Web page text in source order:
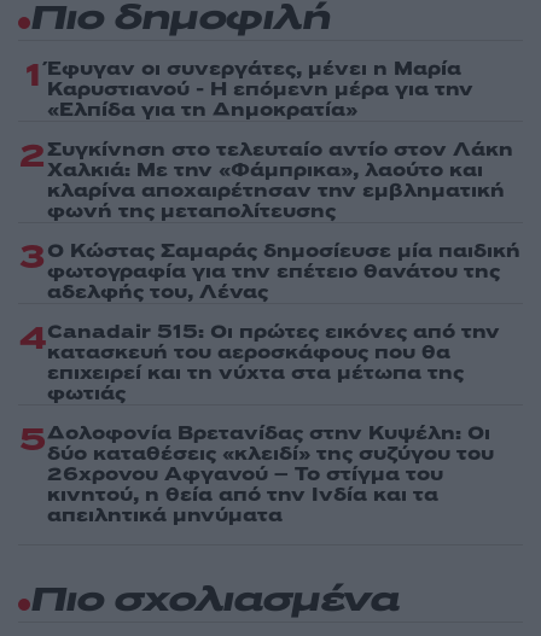
Πιο δημοφιλή
1 Έφυγαν οι συνεργάτες, μένει η Μαρία
Καρυστιανού - Η επόμενη μέρα για την
«Ελπίδα για τη Δημοκρατία»
2Συγκίνηση στο τελευταίο αντίο στον Λάκη
Χαλκιά: Με την «Φάμπρικα», λαούτο και
κλαρίνα αποχαιρέτησαν την εμβληματική
φωνή της μεταπολίτευσης
3Ο Κώστας Σαμαράς δημοσίευσε μία παιδική
φωτογραφία για την επέτειο θανάτου της
αδελφής του, Λένας
4Canadair 515: Οι πρώτες εικόνες από την
κατασκευή του αεροσκάφους που θα
επιχειρεί και τη νύχτα στα μέτωπα της
φωτιάς
5Δολοφονία Βρετανίδας στην Κυψέλη: Οι
δύο καταθέσεις «κλειδί» της συζύγου του
26χρονου Αφγανού – Το στίγμα του
κινητού, η θεία από την Ινδία και τα
απειλητικά μηνύματα
Πιο σχολιασμένα